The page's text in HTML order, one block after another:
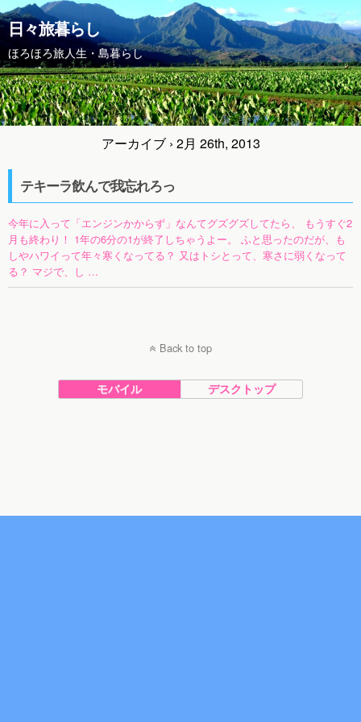
日々旅暮らし
ほろほろ旅人生・島暮らし
アーカイブ › 2月 26th, 2013
テキーラ飲んで我忘れろっ
今年に入って「エンジンかからず」なんてグズグズしてたら、 もうすぐ2
月も終わり！ 1年の6分の1が終了しちゃうよー。 ふと思ったのだが、も
しやハワイって年々寒くなってる？ 又はトシとって、寒さに弱くなって
る？ マジで、し …
Back to top
モバイル デスクトップ